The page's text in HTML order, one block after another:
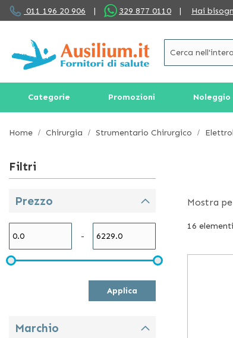
Salta
al
011 196 20 906 | 329 877 0110 | Hai
Categorie Promozioni Noleggio
Home Chirurgia Strumentario Chirurgico
16 elementi
Mostra
Filtri
Prezzo
-
Applica
Marchio